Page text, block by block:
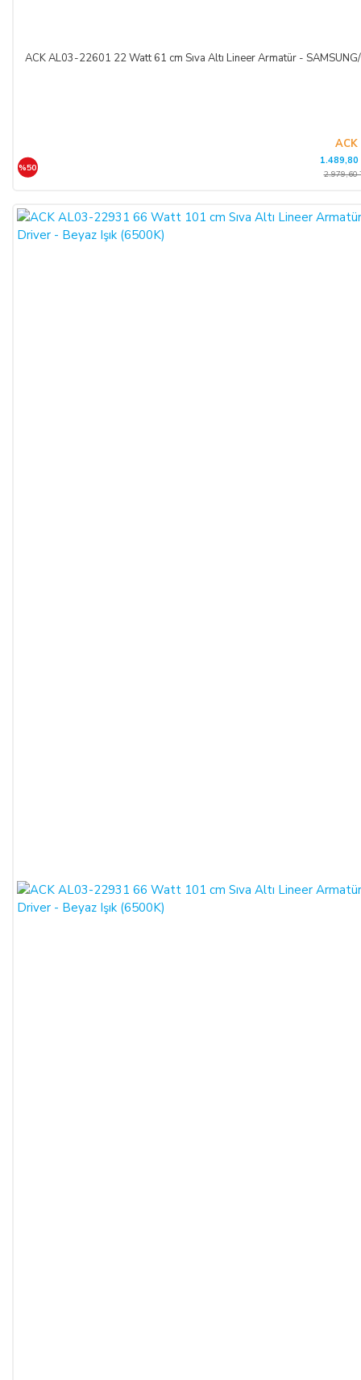
ACK AL03-22601 22 Watt 61 cm Sıva Altı Lineer Armatür -
ACK
%50
1.489,80
2.979,60